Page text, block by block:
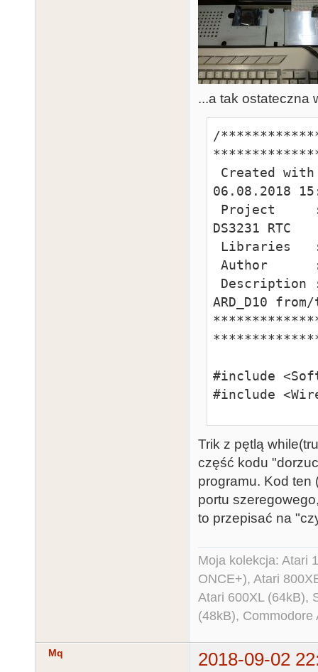
...a tak ostateczna
/
06.08.2018
DS3231 RTC
Author      : TzOk
ARD_D10
#include
#include
#define
#define
byte cmd;
byte
byte
0x00, 0xFC};
//
void setup()
Trik z pętlą
część kodu
programu. Kod ten
portu
to przepisać na
Moja kolekcja: Atari
ONCE+), Atari
Atari 600XL (64kB),
(48kB),
Mq 2018-09-02